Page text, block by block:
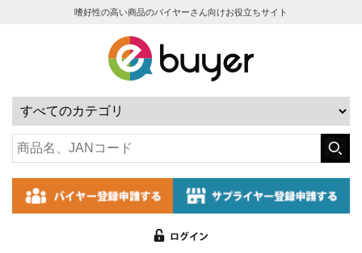
嗜好性の高い商品のバイヤーさん向けお役立ちサイト